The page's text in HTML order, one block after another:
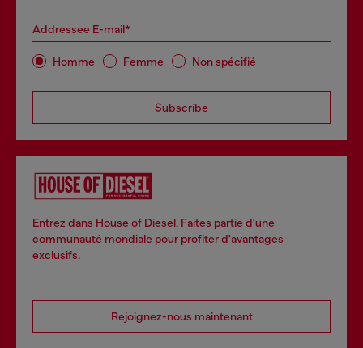
Addressee E-mail*
Homme Femme Non spécifié
Subscribe
Entrez dans House of Diesel. Faites partie d'une
communauté mondiale pour profiter d'avantages
exclusifs.
Rejoignez-nous maintenant